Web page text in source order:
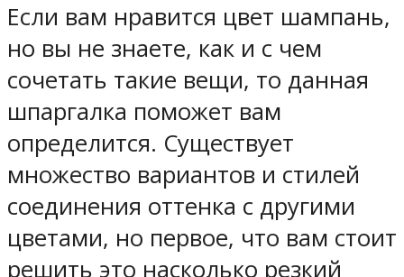
Если вам нравится цвет шампань,
но вы не знаете, как и с чем
сочетать такие вещи, то данная
шпаргалка поможет вам
определится. Существует
множество вариантов и стилей
соединения оттенка с другими
цветами, но первое, что вам стоит
решить это насколько резкий